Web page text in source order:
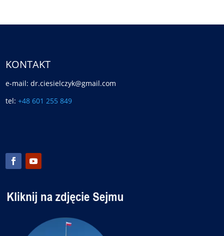
KONTAKT
e-mail: dr.ciesielczyk@gmail.com
tel:+48 601 255 849